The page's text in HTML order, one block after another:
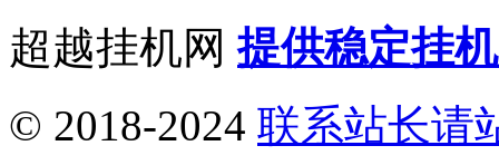
超越挂机网提供稳定挂
© 2018-2024 联系站长请